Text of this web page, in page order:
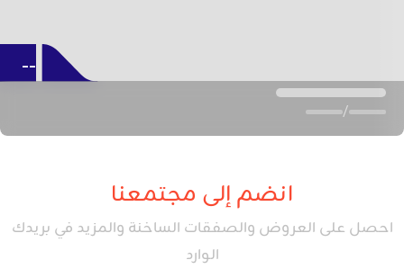
--
/
انضم إلى مجتمعنا
احصل على العروض والصفقات الساخنة والمزيد في بريدك
الوارد